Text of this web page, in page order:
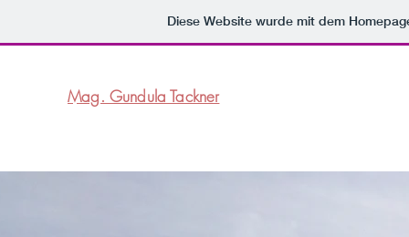
Diese Website wurde mit dem
Mag. Gundula Tackner